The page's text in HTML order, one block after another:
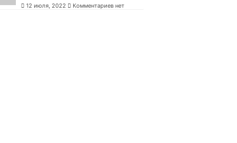
12 июля, 2022 Комментариев нет